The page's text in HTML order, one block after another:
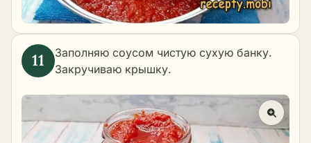
Заполняю соусом чистую сухую банку.
Закручиваю крышку.